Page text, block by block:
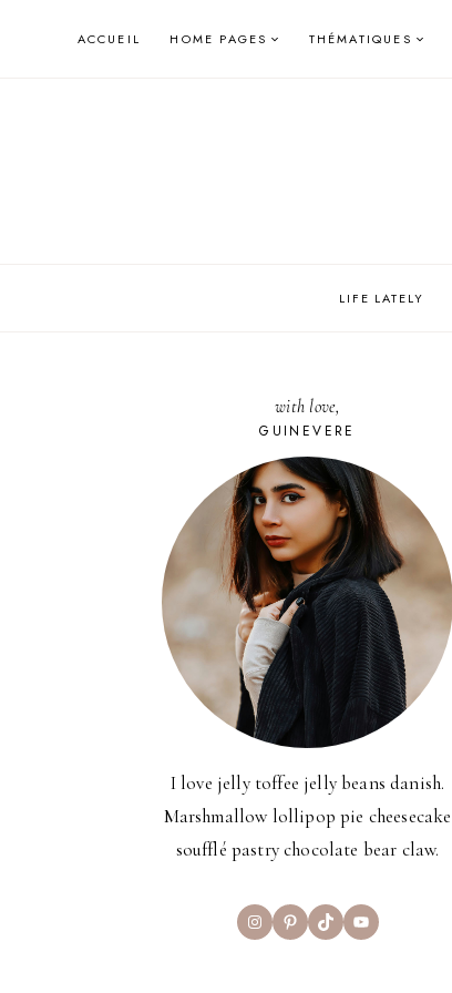
ACCUEIL HOME PAGES THÉMATIQUES
LIFE LATELY
with love,
GUINEVERE
I love jelly toffee jelly beans danish.
Marshmallow lollipop pie cheesecake
soufflé pastry chocolate bear claw.
InstagramPinterest
TikTokYouTube